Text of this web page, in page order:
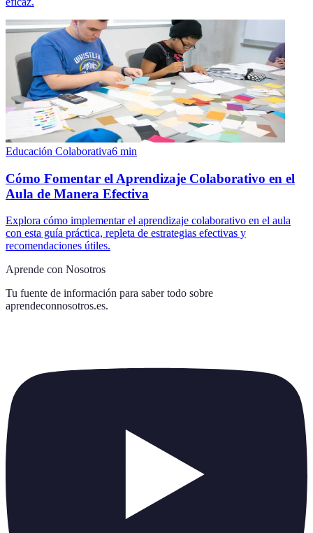
Educación Colaborativa6 min
Cómo Fomentar el Aprendizaje Colaborativo en el
Aula de Manera Efectiva
Explora cómo implementar el aprendizaje colaborativo en el aula
con esta guía práctica, repleta de estrategias efectivas y
recomendaciones útiles.
Aprende con Nosotros
Tu fuente de información para saber todo sobre
aprendeconnosotros.es.